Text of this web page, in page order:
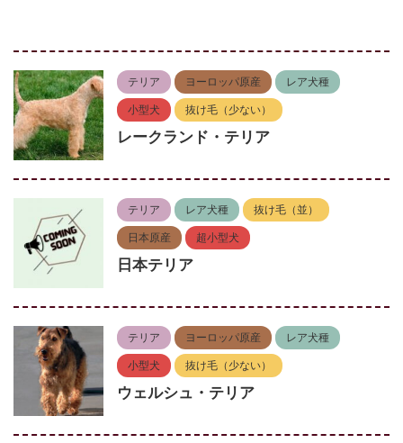
テリア ヨーロッパ原産 レア犬種
小型犬 抜け毛（少ない）
レークランド・テリア
テリア レア犬種 抜け毛（並）
日本原産 超小型犬
日本テリア
テリア ヨーロッパ原産 レア犬種
小型犬 抜け毛（少ない）
ウェルシュ・テリア